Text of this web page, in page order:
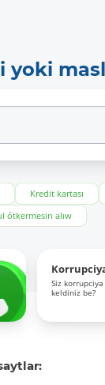
yoki
Kredit kartası
ótkermesin alıw
Siz korrupciya
keldiniz be?